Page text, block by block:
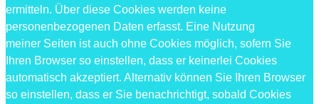
ermitteln. Über diese Cookies werden keine
personenbezogenen Daten erfasst. Eine Nutzung
meiner Seiten ist auch ohne Cookies möglich, sofern Sie
Ihren Browser so einstellen, dass er keinerlei Cookies
automatisch akzeptiert. Alternativ können Sie Ihren Browser
so einstellen, dass er Sie benachrichtigt, sobald Cookies